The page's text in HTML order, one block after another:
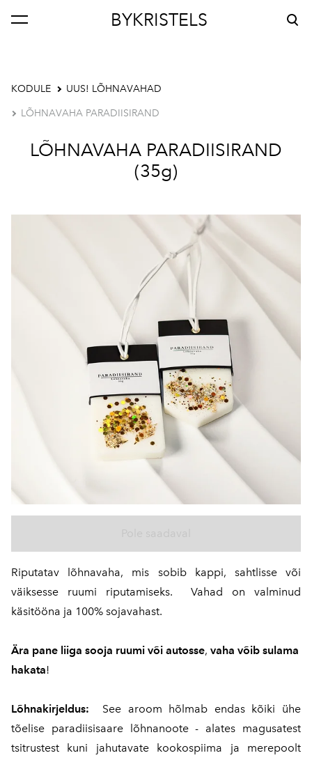
BYKRISTELS
lisati ostukorvi. Vaata ostukorvi
KODULE UUS! LÕHNAVAHAD
LÕHNAVAHA PARADIISIRAND
LÕHNAVAHA PARADIISIRAND
(35g)
Riputatav lõhnavaha, mis sobib kappi, sahtlisse või
väiksesse ruumi riputamiseks. Vahad on valminud
käsitööna ja 100% sojavahast.
Ära pane liiga sooja ruumi või autosse, vaha võib sulama
hakata!
Lõhnakirjeldus: See aroom hõlmab endas kõiki ühe
tõelise paradiisisaare lõhnanoote - alates magusatest
tsitrustest kuni jahutavate kookospiima ja merepoolt